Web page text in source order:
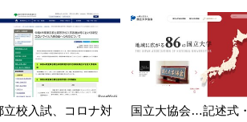
立校入試、コロナ対
国立大協会…記述式・